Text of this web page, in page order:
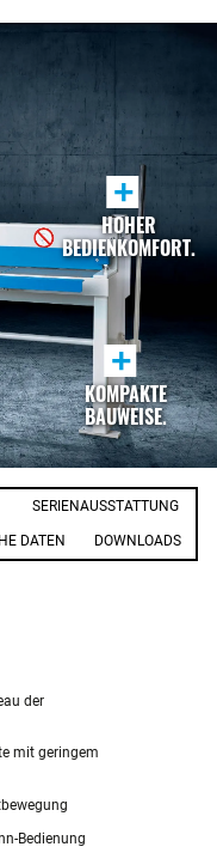
+
HOHER
BEDIENKOMFORT.
+
KOMPAKTE
BAUWEISE.
SERIENAUSSTATTUNG
DATEN DOWNLOADS
der
mit geringem
Bedienung